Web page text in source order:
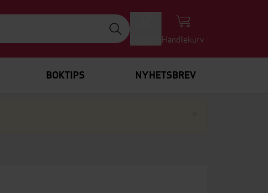
Handlekurv
BOKTIPS NYHETSBREV